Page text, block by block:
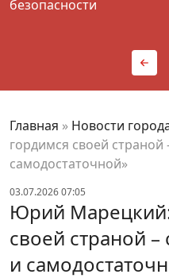
безопасности
Главная » Новости
гордимся своей
самодостаточной»
03.07.2026 07:05
Юрий
своей страной
и